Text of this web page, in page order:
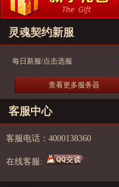
灵魂契约新服
每日新服/点击选服
查看更多服务器
客服中心
客服电话：4000138360
在线客服: